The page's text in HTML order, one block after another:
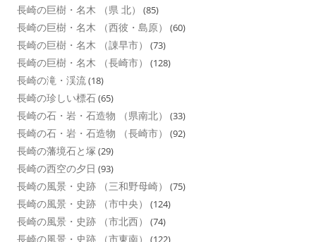
長崎の巨樹・名木 （県 北） (85)
長崎の巨樹・名木 （西彼・島原） (60)
長崎の巨樹・名木 （諌早市） (73)
長崎の巨樹・名木 （長崎市） (128)
長崎の滝・渓流(18)
長崎の珍しい標石(65)
長崎の石・岩・石造物 （県南北） (33)
長崎の石・岩・石造物 （長崎市） (92)
長崎の藩境石と塚 (29)
長崎の西空の夕日 (93)
長崎の風景・史跡 （三和野母崎） (75)
長崎の風景・史跡 （市中央） (124)
長崎の風景・史跡 （市北西） (74)
長崎の風景・史跡 （市東南） (122)